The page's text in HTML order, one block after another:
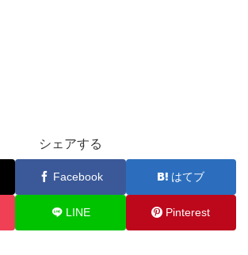
シェアする
Facebook はてブ
LINE Pinterest